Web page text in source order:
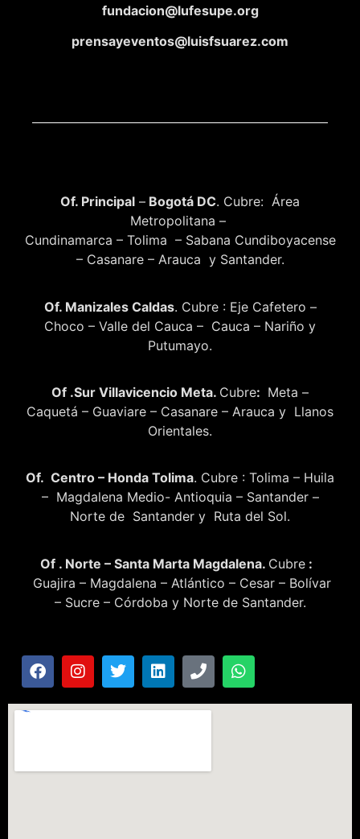
fundacion@lufesupe.org
prensayeventos@luisfsuarez.com
Of. Principal – Bogotá DC. Cubre: Área
Metropolitana –
Cundinamarca – Tolima – Sabana Cundiboyacense
– Casanare – Arauca y Santander.
Of. Manizales Caldas. Cubre : Eje Cafetero –
Choco – Valle del Cauca – Cauca – Nariño y
Putumayo.
Of .Sur Villavicencio Meta. Cubre: Meta –
Caquetá – Guaviare – Casanare – Arauca y Llanos
Orientales.
Of. Centro – Honda Tolima. Cubre : Tolima – Huila
– Magdalena Medio- Antioquia – Santander –
Norte de Santander y Ruta del Sol.
Of . Norte – Santa Marta Magdalena. Cubre :
Guajira – Magdalena – Atlántico – Cesar – Bolívar
– Sucre – Córdoba y Norte de Santander.